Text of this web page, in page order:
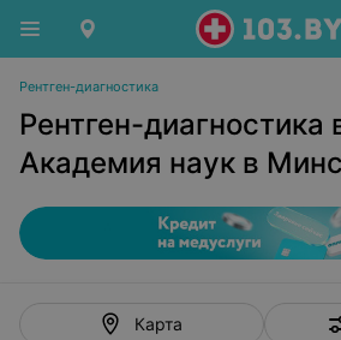
Рентген-диагностика
Рентген-диагностика
Академия наук в
Карта